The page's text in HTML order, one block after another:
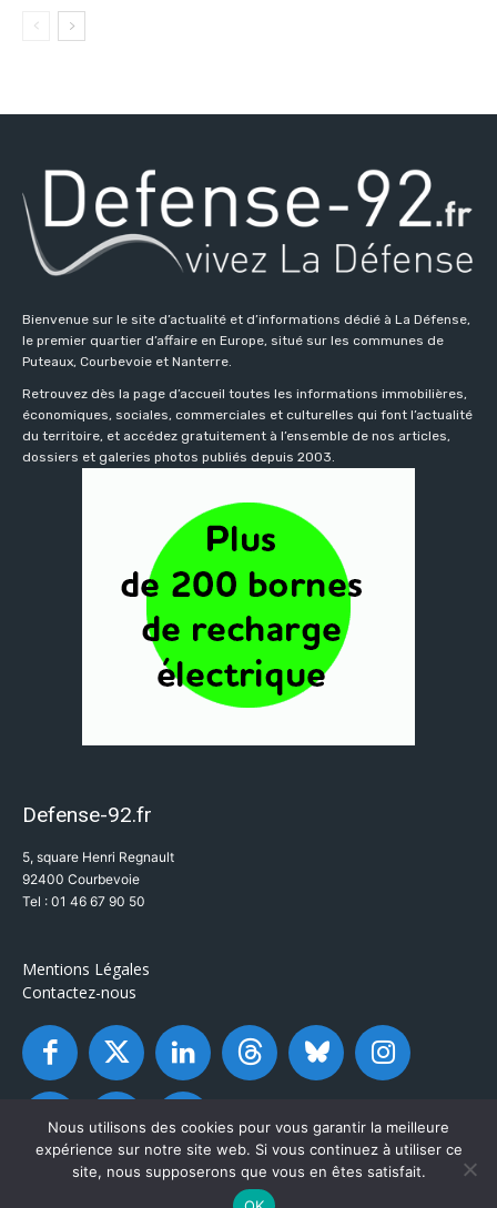
Bienvenue sur le site d’actualité et d’informations dédié à La Défense,
le premier quartier d’affaire en Europe, situé sur les communes de
Puteaux, Courbevoie et Nanterre.
Retrouvez dès la page d’accueil toutes les informations immobilières,
économiques, sociales, commerciales et culturelles qui font l’actualité
du territoire, et accédez gratuitement à l’ensemble de nos articles,
dossiers et galeries photos publiés depuis 2003.
Defense-92.fr
5, square Henri Regnault
92400 Courbevoie
Tel : 01 46 67 90 50
Mentions Légales
Contactez-nous
Nous utilisons des cookies pour vous garantir la meilleure
expérience sur notre site web. Si vous continuez à utiliser ce
site, nous supposerons que vous en êtes satisfait.